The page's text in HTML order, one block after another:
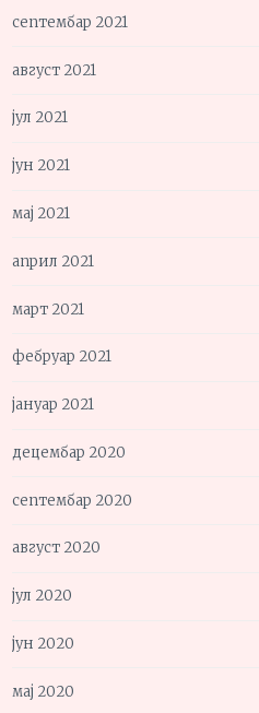
септембар 2021
август 2021
јул 2021
јун 2021
мај 2021
април 2021
март 2021
фебруар 2021
јануар 2021
децембар 2020
септембар 2020
август 2020
јул 2020
јун 2020
мај 2020